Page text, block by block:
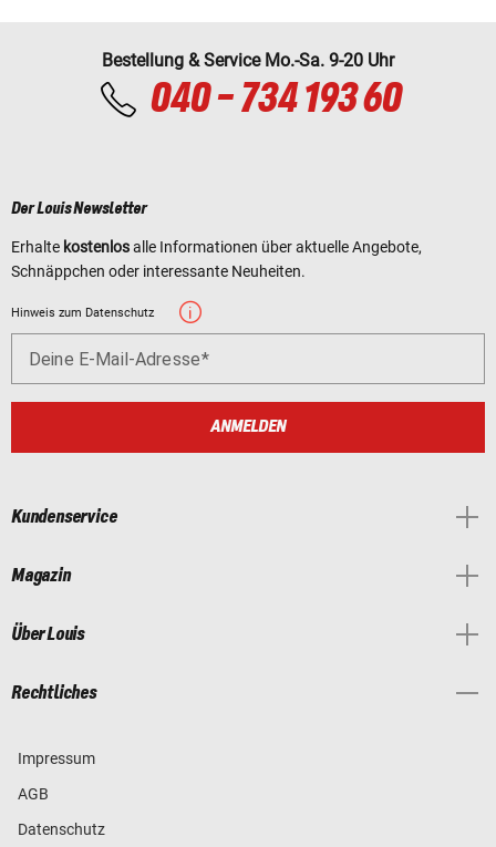
Bestellung & Service Mo.-Sa. 9-20 Uhr
040 - 734 193 60
Der Louis Newsletter
Erhalte kostenlosalle Informationen über aktuelle Angebote,
Schnäppchen oder interessante Neuheiten.
Hinweis zum Datenschutz
Deine E-Mail-Adresse
ANMELDEN
Kundenservice
Magazin
Über Louis
Rechtliches
Impressum
AGB
Datenschutz